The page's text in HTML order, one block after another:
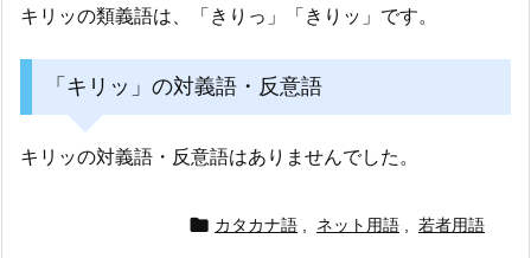
キリッの類義語は、「きりっ」「きりッ」です。
「キリッ」の対義語・反意語
キリッの対義語・反意語はありませんでした。
 カタカナ語 ネット用語 若者用語